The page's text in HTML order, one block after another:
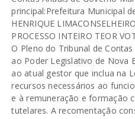
principal:Prefeitura Municipal
HENRIQUE
PROCESSO INTEIRO TEOR
O Pleno do Tribunal de
ao Poder Legislativo de Nova
ao atual gestor que inclua na
recursos necessários ao
e à remuneração e formação
tutelares. A recomentação